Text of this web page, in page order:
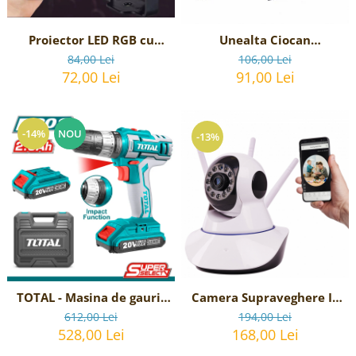
Proiector LED RGB cu
telecomanda si senzor de
sunet
84,00 Lei
72,00 Lei
Unealta Ciocan
multifunctional - 12
functii
106,00 Lei
91,00 Lei
-14% NOU
TOTAL - Masina de gaurit
cu percutie si acumulator
20V-2.0Ah Li-Ion P20S (2
acumulatori)
612,00 Lei
528,00 Lei
-13%
Camera Supraveghere IP
Wireless Rotativa
194,00 Lei
168,00 Lei